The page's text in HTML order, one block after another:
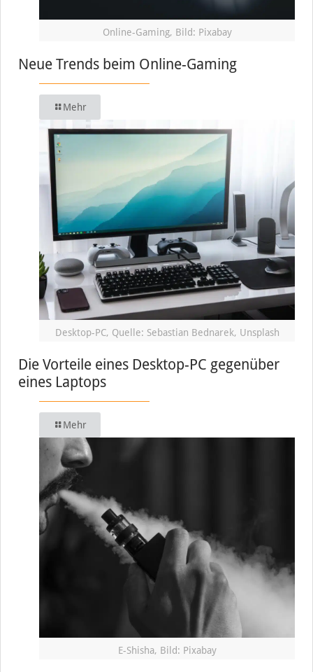
Online-Gaming, Bild: Pixabay
Neue Trends beim Online-Gaming
Mehr
Desktop-PC, Quelle: Sebastian Bednarek, Unsplash
Die Vorteile eines Desktop-PC gegenüber
eines Laptops
Mehr
E-Shisha, Bild: Pixabay